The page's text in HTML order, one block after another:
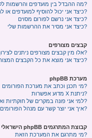
מה ההבדל בין מועדפים והרשמות לקבלת עדכונים?
כיצד אני יכול להוסיף למועדפים או להירשם לנושאים ספציפיים?
כיצד אני נרשם לפורום מסוים?
כיצד אני מסיר את ההרשמות שלי?
קבצים מצורפים
אלו מין קבצים מצורפים ניתנים לצירוף במערכת זו?
כיצד אני מוצא את כל הקבצים המצורפים שלי?
מערכת phpBB
מי תכנן וכתב את מערכת הפורומים?
מדוע אפשרות X ניתנת?
למי אני פונה במקרים של חוקתיות ואישורים למערכת?
איך אני יוצר קשר עם מנהל הפורומים?
קבוצת המתרגמים phpBB הישראלי
מי מתרגם את המערכת הזאת?